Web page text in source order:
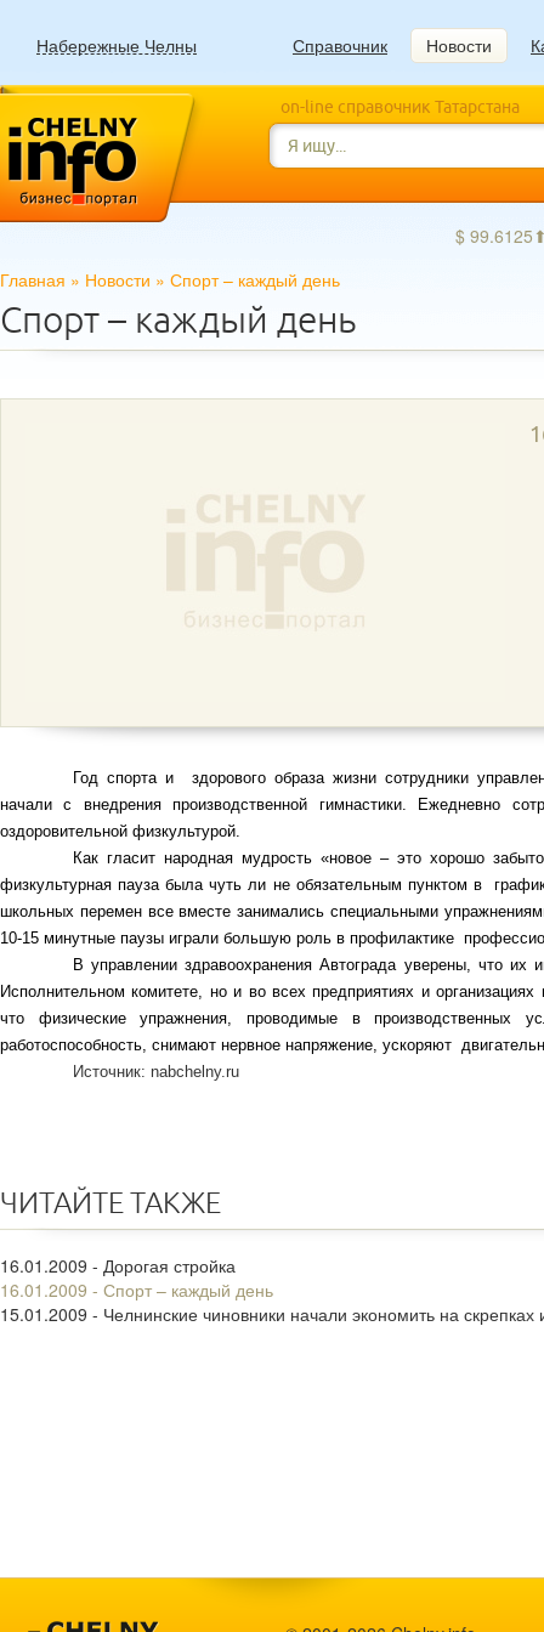
Набережные Челны Справочник Новости
on-line справочник Татарстана
$
Главная » Новости » Спорт – каждый день
Спорт – каждый день
Год спорта и
здорового образа жизни сотрудники
начали с внедрения производственной гимнастики. Ежедневно
оздоровительной физкультурой.
Как гласит народная мудрость «новое – это хорошо
физкультурная пауза была чуть ли не обязательным пунктом в
школьных перемен все вместе занимались специальными
10-15 минутные паузы играли большую роль в профилактике
В управлении здравоохранения Автограда уверены, что их
Исполнительном комитете, но и во всех предприятиях и
что физические упражнения, проводимые в производственных
работоспособность, снимают нервное напряжение, ускоряют
Источник: nabchelny.ru
ЧИТАЙТЕ ТАКЖЕ
16.01.2009 - Дорогая стройка
16.01.2009 - Спорт – каждый день
15.01.2009 - Челнинские чиновники начали экономить на скрепках